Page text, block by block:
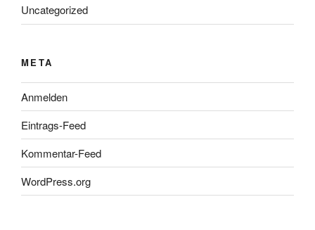
Uncategorized
META
Anmelden
Eintrags-Feed
Kommentar-Feed
WordPress.org